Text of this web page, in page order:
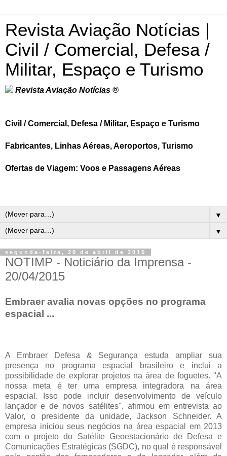
Revista Aviação Notícias |
Civil / Comercial, Defesa /
Militar, Espaço e Turismo
Revista Aviação Notícias ®
Civil / Comercial, Defesa / Militar, Espaço e Turismo
Fabricantes, Linhas Aéreas, Aeroportos, Turismo
Ofertas de Viagem: Voos e Passagens Aéreas
▼
▼
segunda-feira, 20 de abril de 2015
NOTIMP - Noticiário da Imprensa -
20/04/2015
Embraer avalia novas opções no programa
espacial ...
A Embraer Defesa & Segurança estuda ampliar sua
presença no programa espacial brasileiro e inclui a
possibilidade de explorar projetos na área de foguetes. "A
nossa meta é ter uma empresa integradora na área
espacial. Isso pode incluir desenvolvimento de veículo
lançador e de novos satélites", afirmou em entrevista ao
Valor, o presidente da unidade, Jackson Schneider. A
empresa iniciou seus negócios na área espacial em 2013
com o projeto do Satélite Geoestacionário de Defesa e
Comunicações Estratégicas (SGDC), no qual é responsável